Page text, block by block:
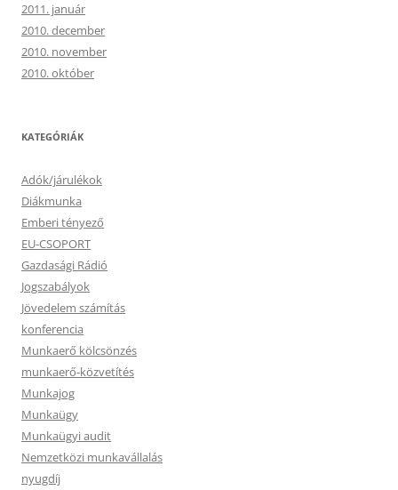
2011. január
2010. december
2010. november
2010. október
KATEGÓRIÁK
Adók/járulékok
Diákmunka
Emberi tényező
EU-CSOPORT
Gazdasági Rádió
Jogszabályok
Jövedelem számítás
konferencia
Munkaerő kölcsönzés
munkaerő-közvetítés
Munkajog
Munkaügy
Munkaügyi audit
Nemzetközi munkavállalás
nyugdíj